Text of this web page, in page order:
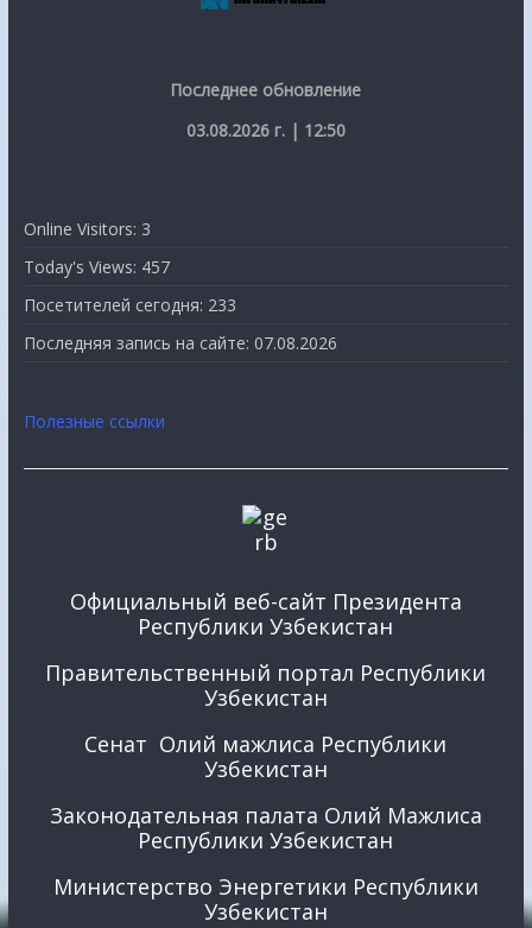
Последнее обновление
03.08.2026 г. | 12:50
Online Visitors: 3
Today's Views: 457
Посетителей сегодня: 233
Последняя запись на сайте: 07.08.2026
Полезные ссылки
Официальный веб-сайт Президента
Республики Узбекистан
Правительственный портал Республики
Узбекистан
Сенат Олий мажлиса Республики
Узбекистан
Законодательная палата Олий Мажлиса
Республики Узбекистан
Министерство Энергетики Республики
Узбекистан